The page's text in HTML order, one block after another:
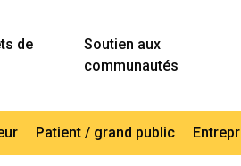
de
Soutien aux
communautés
Patient / grand public